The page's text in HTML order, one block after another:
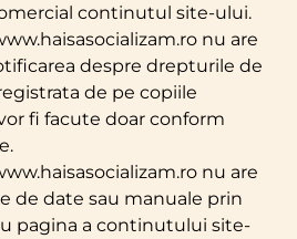
continutul site-ului.
nu are
despre drepturile de
de pe copiile
fi facute doar conform
nu are
de date sau manuale prin
pagina a continutului site-